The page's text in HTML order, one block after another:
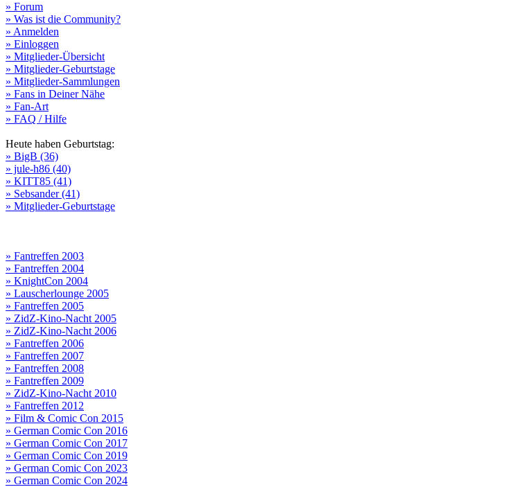
» Forum
» Was ist die Community?
» Anmelden
» Einloggen
» Mitglieder-Übersicht
» Mitglieder-Geburtstage
» Mitglieder-Sammlungen
» Fans in Deiner Nähe
» Fan-Art
» FAQ / Hilfe
Heute haben Geburtstag:
» BigB (36)
» jule-h86 (40)
» KITT85 (41)
» Sebsander (41)
» Mitglieder-Geburtstage
» Fantreffen 2003
» Fantreffen 2004
» KnightCon 2004
» Lauscherlounge 2005
» Fantreffen 2005
» ZidZ-Kino-Nacht 2005
» ZidZ-Kino-Nacht 2006
» Fantreffen 2006
» Fantreffen 2007
» Fantreffen 2008
» Fantreffen 2009
» ZidZ-Kino-Nacht 2010
» Fantreffen 2012
» Film & Comic Con 2015
» German Comic Con 2016
» German Comic Con 2017
» German Comic Con 2019
» German Comic Con 2023
» German Comic Con 2024